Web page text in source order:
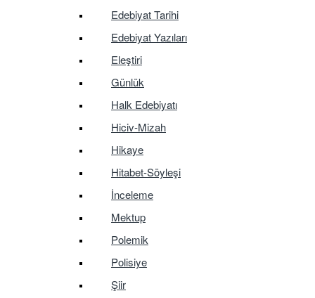
Edebiyat Tarihi
Edebiyat Yazıları
Eleştiri
Günlük
Halk Edebiyatı
Hiciv-Mizah
Hikaye
Hitabet-Söyleşi
İnceleme
Mektup
Polemik
Polisiye
Şiir